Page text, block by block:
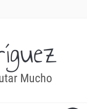
Mucho